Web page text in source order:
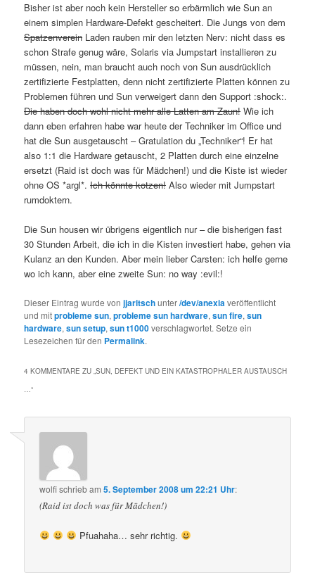
Bisher ist aber noch kein Hersteller so erbärmlich wie Sun an
einem simplen Hardware-Defekt gescheitert. Die Jungs von dem
Spatzenverein Laden rauben mir den letzten Nerv: nicht dass es
schon Strafe genug wäre, Solaris via Jumpstart installieren zu
müssen, nein, man braucht auch noch von Sun ausdrücklich
zertifizierte Festplatten, denn nicht zertifizierte Platten können zu
Problemen führen und Sun verweigert dann den Support :shock:.
Die haben doch wohl nicht mehr alle Latten am Zaun! Wie ich
dann eben erfahren habe war heute der Techniker im Office und
hat die Sun ausgetauscht – Gratulation du „Techniker“! Er hat
also 1:1 die Hardware getauscht, 2 Platten durch eine einzelne
ersetzt (Raid ist doch was für Mädchen!) und die Kiste ist wieder
ohne OS *argl*.Ich könnte kotzen! Also wieder mit Jumpstart
rumdoktern.
Die Sun housen wir übrigens eigentlich nur – die bisherigen fast
30 Stunden Arbeit, die ich in die Kisten investiert habe, gehen via
Kulanz an den Kunden. Aber mein lieber Carsten: ich helfe gerne
wo ich kann, aber eine zweite Sun: no way :evil:!
Dieser Eintrag wurde vonjjaritschunter/dev/anexia veröffentlicht
und mitprobleme sun,probleme sun hardware,sun fire,sun
hardware,sun setup,sun t1000verschlagwortet. Setze ein
Lesezeichen für den Permalink.
4 KOMMENTARE ZU „SUN, DEFEKT UND EIN KATASTROPHALER AUSTAUSCH
…“
wolfischriebam5. September 2008 um 22:21 Uhr:
(Raid ist doch was für Mädchen!)
Pfuahaha… sehr richtig.